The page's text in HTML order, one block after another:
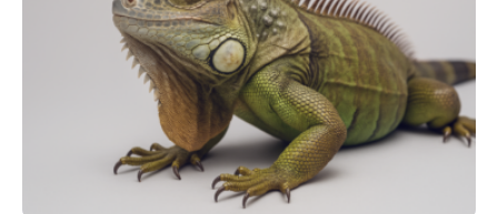
Heimat. Braunschweig/Eberswalde (23. Oktober 2025).
Ein Netz aus 155 Messstationen spannt sich neuerdings
über Deutschlands Moorböden. Eingerichtet wurden sie
in den vergangenen fünf Jahren von
Wissenschaftlerinnen und Wissenschaftlern des
Thünen-Instituts für Agrarklimaschutz…